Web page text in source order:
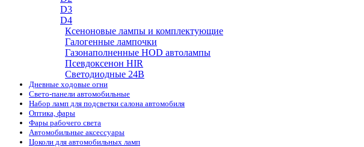
D3
D4
Ксеноновые лампы и комплектующие
Галогенные лампочки
Газонаполненные HOD автолампы
Псевдоксенон HIR
Cветодиодные 24B
Дневные ходовые огни
Свето-панели автомобильные
Набор ламп для подсветки салона автомобиля
Оптика, фары
Фары рабочего света
Автомобильные аксессуары
Цоколи для автомобильных ламп